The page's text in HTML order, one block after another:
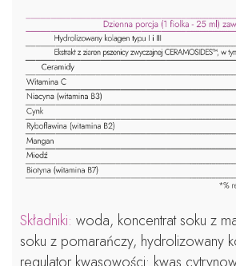
Składniki: woda, koncentrat soku z
soku z pomarańczy, hydrolizowany
regulator kwasowości: kwas